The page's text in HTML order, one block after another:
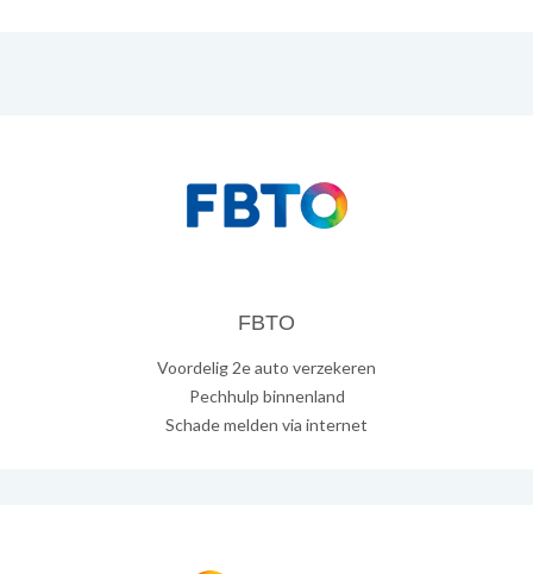
FBTO
Voordelig 2e auto verzekeren
Pechhulp binnenland
Schade melden via internet